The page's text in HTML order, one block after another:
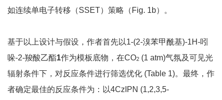
如连续单电子转移（SSET）策略（Fig. 1b）。
基于以上设计与假设，作者首先以1-(2-溴苯甲酰基)-1H-吲
哚-2-羧酸乙酯1作为模板底物，在CO2 (1 atm)气氛及可见光
辐射条件下，对反应条件进行筛选优化 (Table 1)。最终，作
者确定最佳的反应条件为：以4CzIPN (1,2,3,5-